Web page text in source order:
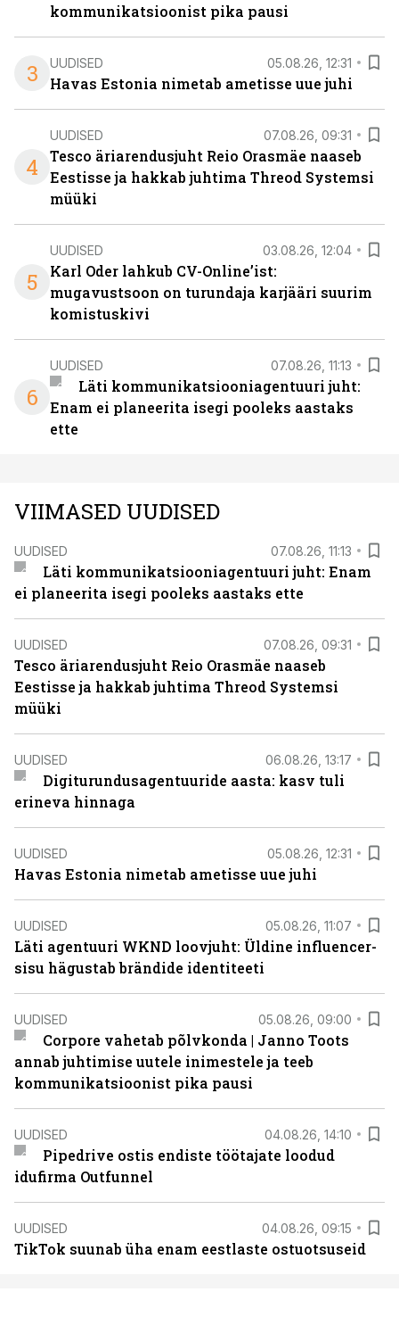
kommunikatsioonist pika pausi
3 UUDISED 05.08.26, 12:31
Havas Estonia nimetab ametisse uue juhi
4
UUDISED 07.08.26, 09:31
Tesco äriarendusjuht Reio Orasmäe naaseb
Eestisse ja hakkab juhtima Threod Systemsi
müüki
5
UUDISED 03.08.26, 12:04
Karl Oder lahkub CV-Online’ist:
mugavustsoon on turundaja karjääri suurim
komistuskivi
6
UUDISED 07.08.26, 11:13
Läti kommunikatsiooniagentuuri juht:
Enam ei planeerita isegi pooleks aastaks
ette
VIIMASED UUDISED
UUDISED 07.08.26, 11:13
Läti kommunikatsiooniagentuuri juht: Enam
ei planeerita isegi pooleks aastaks ette
UUDISED 07.08.26, 09:31
Tesco äriarendusjuht Reio Orasmäe naaseb
Eestisse ja hakkab juhtima Threod Systemsi
müüki
UUDISED 06.08.26, 13:17
Digiturundusagentuuride aasta: kasv tuli
erineva hinnaga
UUDISED 05.08.26, 12:31
Havas Estonia nimetab ametisse uue juhi
UUDISED 05.08.26, 11:07
Läti agentuuri WKND loovjuht: Üldine influencer-
sisu hägustab brändide identiteeti
UUDISED 05.08.26, 09:00
Corpore vahetab põlvkonda | Janno Toots
annab juhtimise uutele inimestele ja teeb
kommunikatsioonist pika pausi
UUDISED 04.08.26, 14:10
Pipedrive ostis endiste töötajate loodud
idufirma Outfunnel
UUDISED 04.08.26, 09:15
TikTok suunab üha enam eestlaste ostuotsuseid